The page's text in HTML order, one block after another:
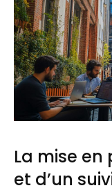
La mise
et d’un